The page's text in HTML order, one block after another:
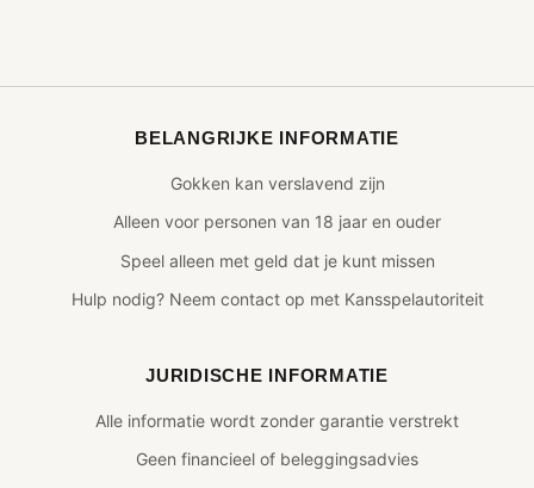
BELANGRIJKE INFORMATIE
Gokken kan verslavend zijn
Alleen voor personen van 18 jaar en ouder
Speel alleen met geld dat je kunt missen
Hulp nodig? Neem contact op met Kansspelautoriteit
JURIDISCHE INFORMATIE
Alle informatie wordt zonder garantie verstrekt
Geen financieel of beleggingsadvies